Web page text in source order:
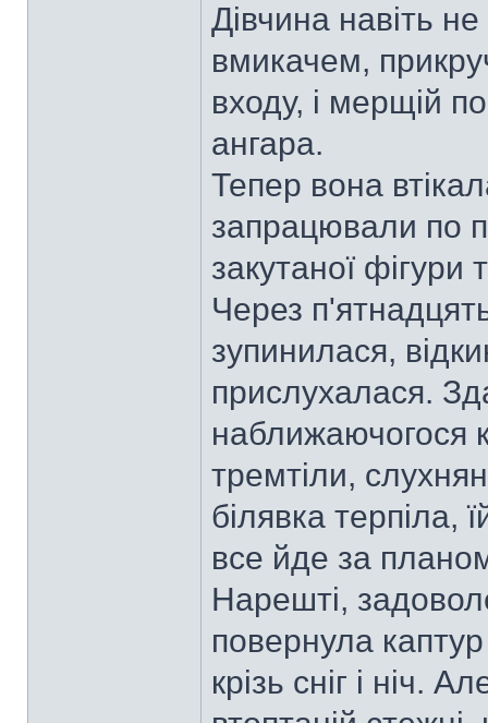
Дівчина навіть
вмикачем,
входу, і мерщій
ангара.
Тепер вона
запрацювали по
закутаної фігури
Через
зупинилася,
прислухалася.
наближаючогося
тремтіли,
білявка терпіла,
все йде за
Нарешті,
повернула
крізь сніг і ніч.